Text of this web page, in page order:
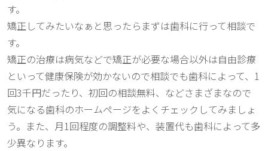
す。
矯正してみたいなぁと思ったらまずは歯科に行って相談で
す。
矯正の治療は病気などで矯正が必要な場合以外は自由診療
といって健康保険が効かないので相談でも歯科によって、1
回3千円だったり、初回の相談無料、などさまざまなので
気になる歯科のホームページをよくチェックしてみましょ
う。また、月1回程度の調整料や、装置代も歯科によって多
少異なります。